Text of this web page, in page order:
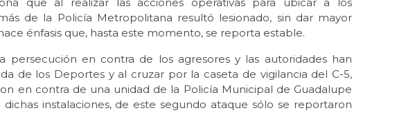
de la Policía Metropolitana resultó lesionado, sin dar mayor
énfasis que, hasta este momento, se reporta estable.
persecución en contra de los agresores y las autoridades han
de los Deportes y al cruzar por la caseta de vigilancia del C-5,
en contra de una unidad de la Policía Municipal de Guadalupe
instalaciones, de este segundo ataque sólo se reportaron